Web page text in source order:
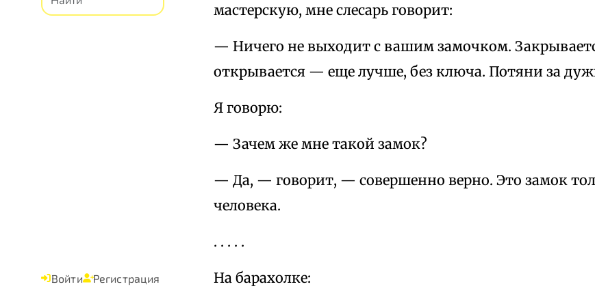
Войти Регистрация
мастерскую, мне слесарь говорит:
— Ничего не выходит с вашим замочком.
открывается — еще лучше, без ключа. Потяни за
Я говорю:
— Зачем же мне такой замок?
— Да, — говорит, — совершенно верно. Это замок
человека.
. . . . .
На барахолке: